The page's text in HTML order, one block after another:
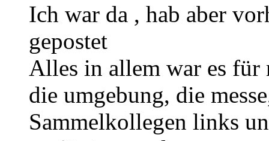
Ich war da , hab aber
gepostet
Alles in allem war es
die umgebung, die
Sammelkollegen links